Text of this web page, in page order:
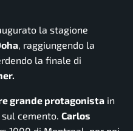
la stagione
, raggiungendo la
la finale di
grande protagonista in
sul cemento. Carlos